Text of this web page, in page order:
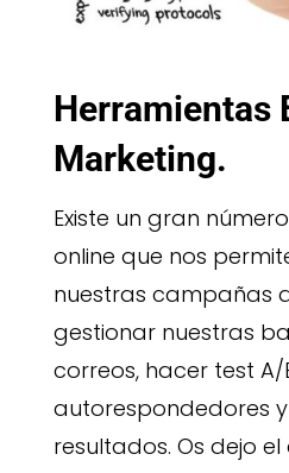
Herramientas
Marketing.
Existe un gran
online que nos
nuestras campañas
gestionar nuestras
correos, hacer test A/
autorespondedores
resultados. Os dejo